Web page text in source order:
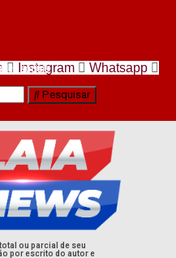
de MS
imprensacom as
sociais
Instagram
Whatsapp
Pesquisar
ou parcial de seu
por escrito do autor e